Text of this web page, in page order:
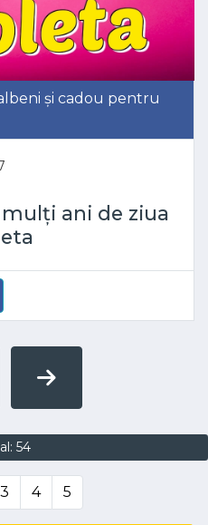
și cadou pentru
ani de ziua
54
3 4 5